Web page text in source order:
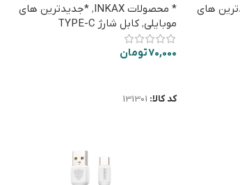
های
* محصولات INKAX , *جدیدترین های
موبایلی, کابل شارژ TYPE-C
70,000تومان
کد کالا: 131301